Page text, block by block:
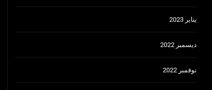
يناير 2023
ديسمبر 2022
نوفمبر 2022